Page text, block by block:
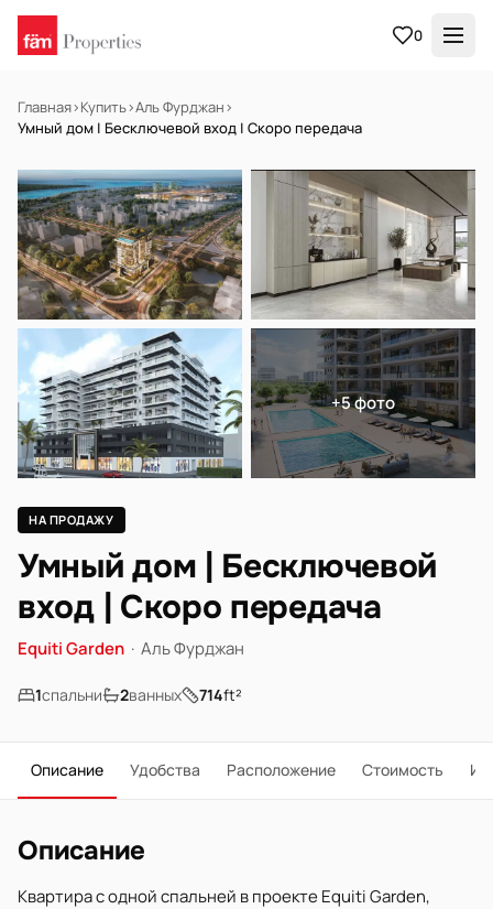
0
Главная›Купить›Аль Фурджан›
Умный дом | Бесключевой вход | Скоро передача
НА ПРОДАЖУ Off-plan
+5 фото
НА ПРОДАЖУ
Умный дом | Бесключевой
вход | Скоро передача
Equiti Garden · Аль Фурджан
1спальни 2ванных 714ft²
Описание Удобства Расположение Стоимость
Описание
Квартира с одной спальней в проекте Equiti Garden,